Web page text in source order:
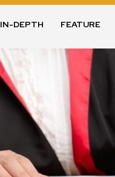
IN-DEPTH FEATURE